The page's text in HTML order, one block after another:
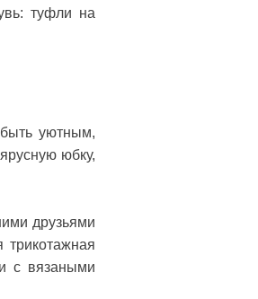
туфли на
быть уютным,
юбку,
друзьями
с вязаными